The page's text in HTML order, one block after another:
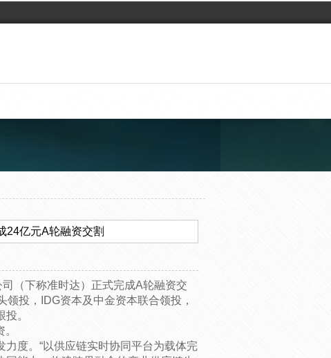
24亿元A轮融资交割
（下称准时达）正式完成A轮融资交
投，IDG资本及中金资本联合领投，
。
度。“以供应链实时协同平台为载体完